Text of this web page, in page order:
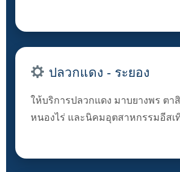
ปลวกแดง - ระยอง
ให้บริการปลวกแดง มาบยางพร ตา
หนองไร่ และนิคมอุตสาหกรรมอีสเ